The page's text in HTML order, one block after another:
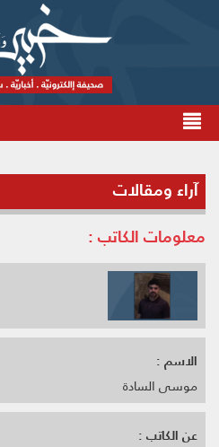
آراء ومقالات
معلومات الكاتب :
الاسم :
موسى السادة
عن الكاتب :